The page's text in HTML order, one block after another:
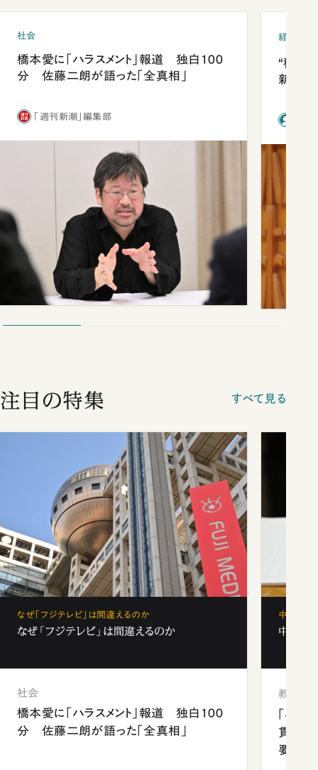
社会
橋本愛に「ハラスメント」報道 独白100
分 佐藤二朗が語った「全真相」
「週刊新潮」編集部
経済・ビ
“稼ぎ
新社長
注目の特集 すべて見る
なぜ「フジテレビ」は間違えるのか
なぜ「フジテレビ」は間違えるのか
社会
橋本愛に「ハラスメント」報道 独白100
分 佐藤二朗が語った「全真相」
中学受験
中学受
教育
「早
貫校へ
要だっ